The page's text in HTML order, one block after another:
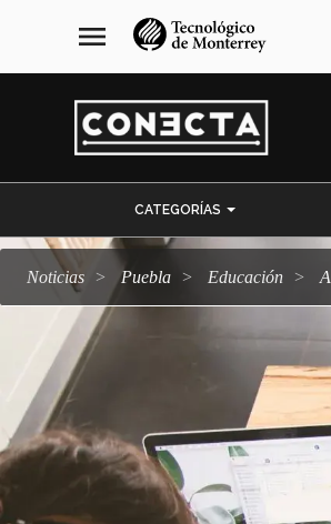
navegación
principal
menu
CATEGORÍAS
Noticias Puebla Educación